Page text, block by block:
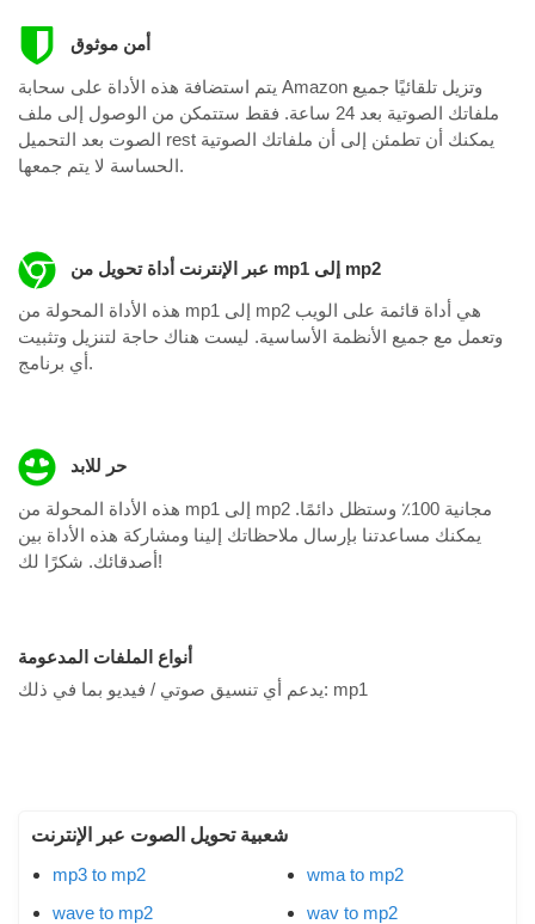
أمن موثوق
يتم استضافة هذه الأداة على سحابة Amazon وتزيل تلقائيًا جميع
ملفاتك الصوتية بعد 24 ساعة. فقط ستتمكن من الوصول إلى ملف
الصوت بعد التحميل rest يمكنك أن تطمئن إلى أن ملفاتك الصوتية
الحساسة لا يتم جمعها.
عبر الإنترنت أداة تحويل من mp1 إلى mp2
هذه الأداة المحولة من mp1 إلى mp2 هي أداة قائمة على الويب
وتعمل مع جميع الأنظمة الأساسية. ليست هناك حاجة لتنزيل وتثبيت
أي برنامج.
حر للابد
هذه الأداة المحولة من mp1 إلى mp2 مجانية 100٪ وستظل دائمًا.
يمكنك مساعدتنا بإرسال ملاحظاتك إلينا ومشاركة هذه الأداة بين
أصدقائك. شكرًا لك!
أنواع الملفات المدعومة
يدعم أي تنسيق صوتي / فيديو بما في ذلك: mp1
شعبية تحويل الصوت عبر الإنترنت
mp3 to mp2
wave to mp2
wma to mp2
wav to mp2